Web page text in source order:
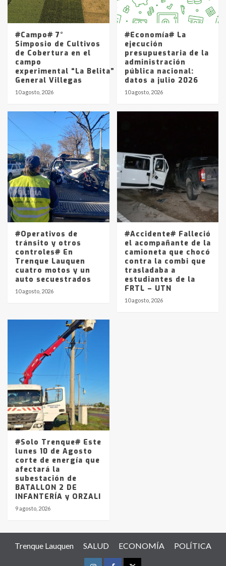
5
La Pampa, desde YPF hasta Axion
entre 857 a 1338 pesos
#Campo# 7°
Simposio de Cultivos
de Cobertura en el
campo
experimental “La Belita” del INTA
General Villegas
10 agosto, 2026
#Economía# La
ejecución
presupuestaria de la
administración
pública nacional:
datos a julio 2026
10 agosto, 2026
#Operativos de
tránsito y otros
controles# En
Trenque Lauquen
cuatro motos y un
auto secuestrados
10 agosto, 2026
#Accidente# Falleció
el acompañante de la
camioneta que chocó
contra la combi que
trasladaba a
estudiantes de la
FRTL – UTN
10 agosto, 2026
#Solo Trenque# Este
lunes 10 de Agosto
corte de energía que
afectará la
subestación de
BATALLON 2 DE
INFANTERÍA y ORZALI
9 agosto, 2026
Trenque Lauquen SALUD ECONOMÍA POLÍTICA